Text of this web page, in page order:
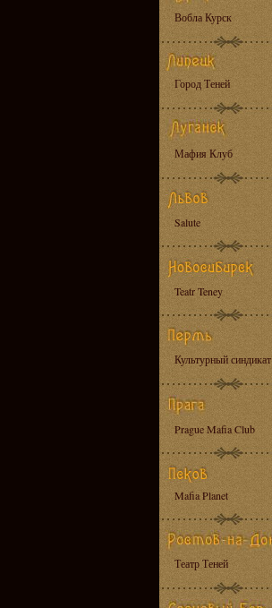
Вобла Курск
Город Теней
Мафия Клуб
Salute
Teatr Teney
Культурный синдикат
Prague Mafia Club
Mafia Planet
Театр Теней